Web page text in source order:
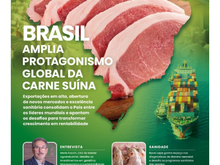
Grande São Paulo (SP)
R$ 155,59
cx
Ovo Vermelho - Regional
Vermelho
R$ 159,31
cx
Ovo Branco - Regional
Bastos (SP)
R$ 134,42
Ovo Vermelho - Regional
Bastos (SP)